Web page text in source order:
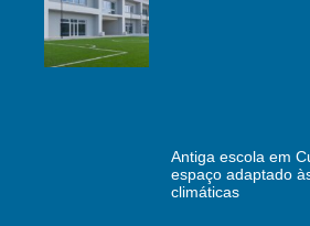
Antiga escola em
espaço adaptado
climáticas